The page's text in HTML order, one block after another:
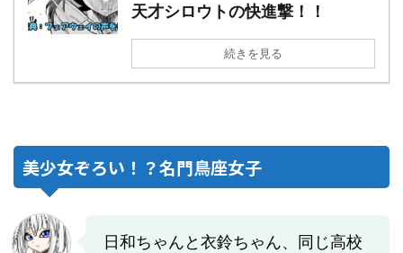
天才シロウトの快進撃！！
続きを見る
美少女ぞろい！？名門鳥座女子
日和ちゃんと衣鈴ちゃん、同じ高校